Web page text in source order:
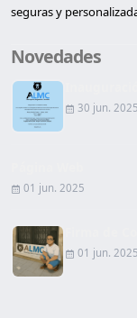
seguras y
Novedades
30 jun. 2025
01 jun. 2025
01 jun. 2025